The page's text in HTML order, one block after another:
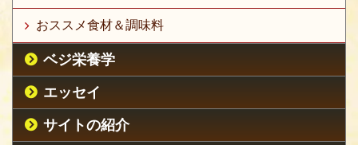
おススメ食材＆調味料
ベジ栄養学
エッセイ
サイトの紹介